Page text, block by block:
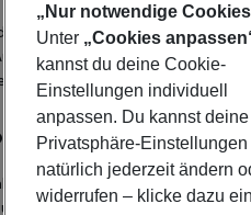
gelegene Hotel Fleming
mit Stadtblick. Gäste
Spezialitäten sowie
im Zielgebiet ab 04:00 Uhr
Verfügung. Ebenso ist die
„Nur notwendige
Unter „Cookies
kannst du deine Cookie-
Einstellungen individuell
anpassen. Du kannst deine
Privatsphäre-Einstellungen
natürlich jederzeit ändern
widerrufen – klicke dazu